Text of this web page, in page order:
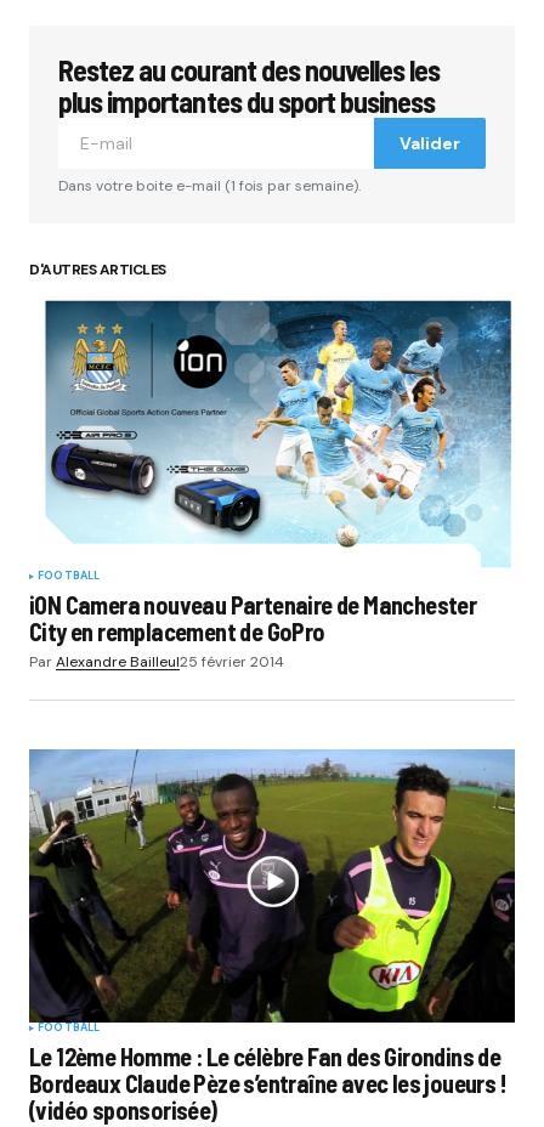
Votre adresse e-mail ne sera pas publiée.Les
champs obligatoires sont indiqués avec*
Your Name
Your E-mail
Submit Comment
Restez au courant des nouvelles les
plus importantes du sport business
Valider
Dans votre boite e-mail (1 fois par semaine).
D'AUTRES ARTICLES
FOOTBALL
iON Camera nouveau Partenaire de Manchester
City en remplacement de GoPro
ParAlexandre Bailleul25 février 2014
FOOTBALL
Le 12ème Homme : Le célèbre Fan des Girondins de
Bordeaux Claude Pèze s’entraîne avec les joueurs !
(vidéo sponsorisée)